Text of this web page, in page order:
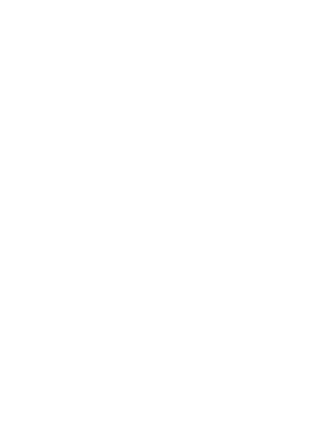
нанесения как одно-двухцветных, так и полноцветных изображений
прозрачные и тонкие (их толщина может достигать всего 4-5 мкм). Они
и влаги. Могут изготавливаться из полиэтиленов всех видов. Пакеты
распространение получили в качестве упаковки покупок в
Чаще всего производятся из ПНД. Пакеты с ручками визуально приближены
Они изготавливаются из линейного полиэтилена, ПВД и смесовых
Пакеты с застежками типа «конверт», с замком и другие. Мешки для
видов, в том числе вторичного использования, с добавлением
предприятия на празднике, презентации и в других подобных